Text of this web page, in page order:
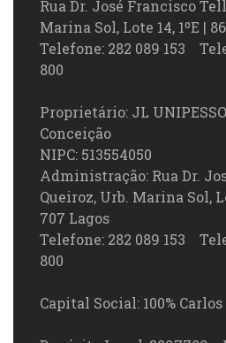
Rua Dr. José Francisco
Marina Sol, Lote 14, 1ºE |
Telefone: 282 089 153
800
Proprietário: JL
Conceição
NIPC: 513554050
Administração: Rua Dr.
Queiroz, Urb. Marina Sol,
707 Lagos
Telefone: 282 089 153
800
Capital Social: 100%